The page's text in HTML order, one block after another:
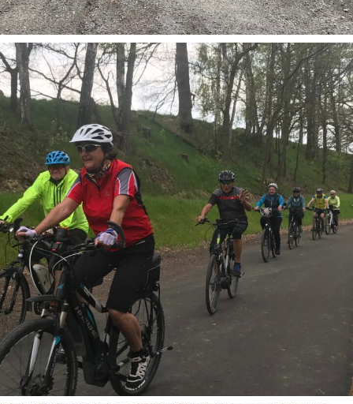
Geführte Radtouren